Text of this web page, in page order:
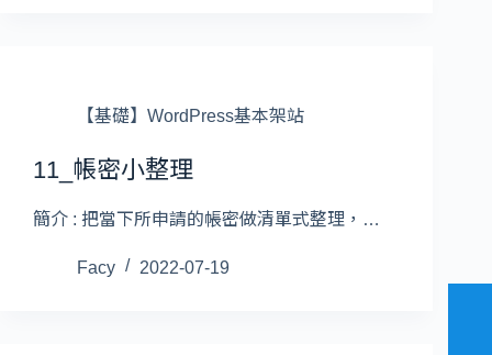
【基礎】WordPress基本架站
11_帳密小整理
簡介 : 把當下所申請的帳密做清單式整理，…
Facy 2022-07-19